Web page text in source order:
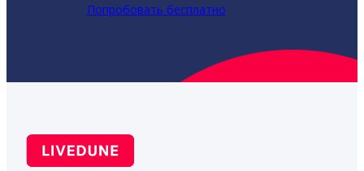
Попробовать бесплатно